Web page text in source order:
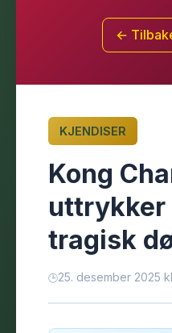
←
KJENDISER
Kong
uttrykker
tragisk
25. desember 2025